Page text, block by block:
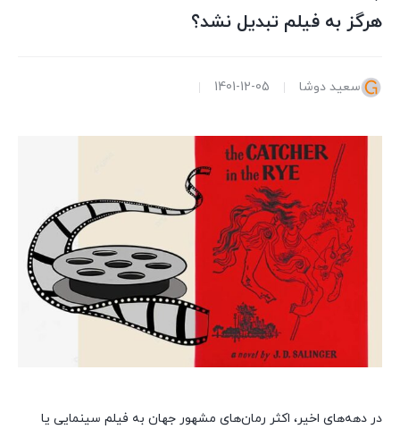
هرگز به فیلم تبدیل نشد؟
سعید دوشا 1401-12-05
در دهه‌های اخیر، اکثر رمان‌های مشهور جهان به فیلم‌ سینمایی یا